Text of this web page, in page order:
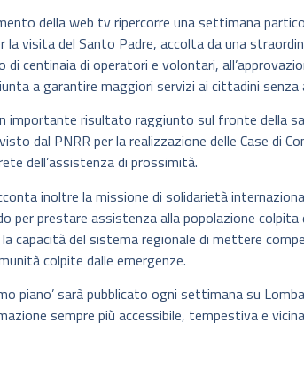
della web tv ripercorre una settimana
la visita del Santo Padre, accolta da una
di centinaia di operatori e volontari,
a garantire maggiori servizi ai cittadini
importante risultato raggiunto sul fronte della
dal PNRR per la realizzazione delle Case di
dell’assistenza di prossimità.
inoltre la missione di solidarietà
per prestare assistenza alla popolazione
capacità del sistema regionale di mettere
colpite dalle emergenze.
piano’ sarà pubblicato ogni settimana su
sempre più accessibile, tempestiva e